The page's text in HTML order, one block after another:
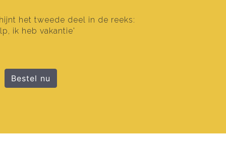
het tweede deel in de reeks:
ik heb vakantie'
Bestel nu